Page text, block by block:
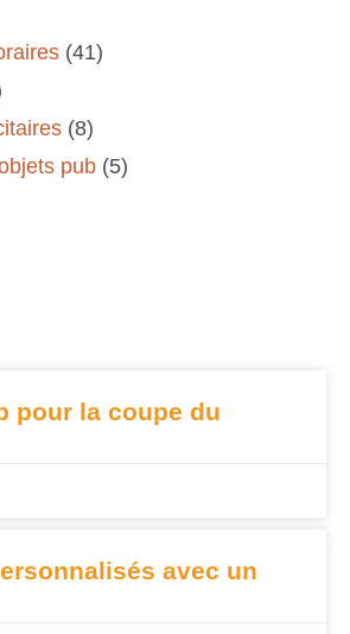
(41)
(8)
pub (5)
pour la coupe du
avec un